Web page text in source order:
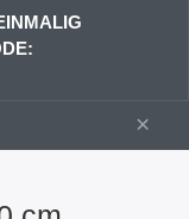
NMALIG
×